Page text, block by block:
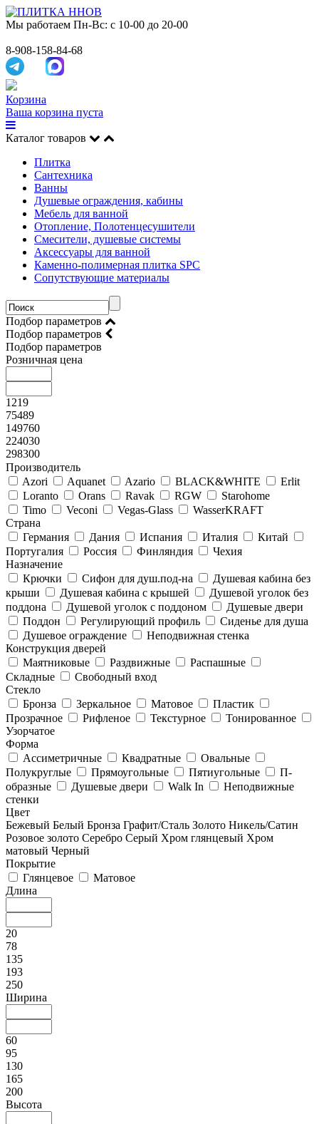
Мы работаем Пн-Вс: с 10-00 до 20-00
8-908-158-84-68
Корзина
Ваша корзина пуста
Каталог товаров
Плитка
Сантехника
Ванны
Душевые ограждения, кабины
Мебель для ванной
Отопление, Полотенцесушители
Смесители, душевые системы
Аксессуары для ванной
Каменно-полимерная плитка SPC
Сопутствующие материалы
Подбор параметров
Подбор параметров
Подбор параметров
Розничная цена
1219
75489
149760
224030
298300
Производитель
Azori
Aquanet Azario BLACK&WHITE
Erlit
Loranto
Orans Ravak RGW
Starohome
Timo
Veconi Vegas-Glass
WasserKRAFT
Страна
Германия
Дания Испания Италия
Китай
Португалия
Россия Финляндия
Чехия
Назначение
Крючки
Сифон для душ.под-на
Душевая кабина без
крыши
Душевая кабина с крышей
Душевой уголок без
поддона
Душевой уголок с поддоном
Душевые двери
Поддон
Регулирующий профиль
Сиденье для душа
Душевое ограждение
Неподвижная стенка
Конструкция дверей
Маятниковые
Раздвижные
Распашные
Складные
Свободный вход
Стекло
Бронза
Зеркальное Матовое
Пластик
Прозрачное
Рифленое Текстурное
Тонированное
Узорчатое
Форма
Ассиметричные
Квадратные
Овальные
Полукруглые
Прямоугольные Пятиугольные
П-
образные
Душевые двери Walk In
Неподвижные
стенки
Цвет
Бежевый Белый Бронза Графит/Сталь Золото Никель/Сатин
Розовое золото Серебро Серый Хром глянцевый Хром
матовый Черный
Покрытие
Глянцевое
Матовое
Длина
20
78
135
193
250
Ширина
60
95
130
165
200
Высота